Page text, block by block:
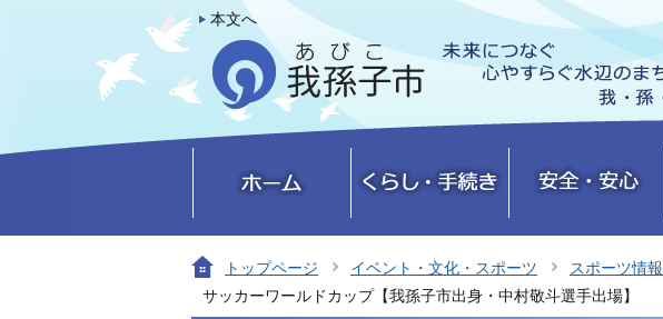
本文へ
トップページ イベント・文化・スポーツ スポーツ情報
サッカーワールドカップ【我孫子市出身・中村敬斗選手出場】